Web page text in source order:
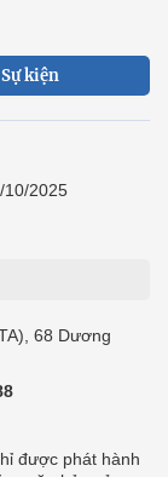
Sự kiện
10/2025
68 Dương
được phát hành